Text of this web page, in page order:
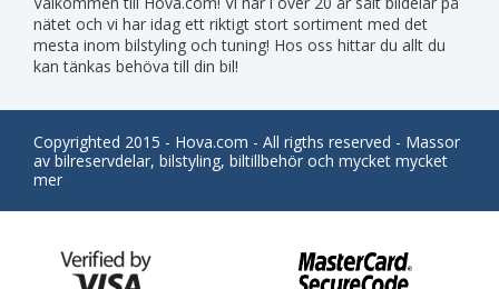
nätet och vi har idag ett riktigt stort sortiment med det
mesta inom bilstyling och tuning! Hos oss hittar du allt du
kan tänkas behöva till din bil!
Copyrighted 2015 - Hova.com - All rigths reserved - Massor
av bilreservdelar, bilstyling, biltillbehör och mycket mycket
mer